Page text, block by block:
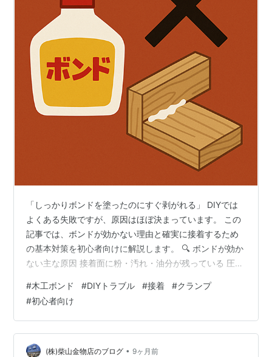
「しっかりボンドを塗ったのにすぐ剥がれる」 DIYでは
よくある失敗ですが、原因はほぼ決まっています。 この
記事では、ボンドが効かない理由と確実に接着するため
の基本対策を初心者向けに解説します。 🔍 ボンドが効か
ない主な原因 接着面に粉・汚れ・油分が残っている 圧着
用 乾燥時間を待たずに触っている 💡 現場ポイントボン
ド接着は「下地8割・圧着2割」です。 🛠 ボンドを確実に
効かせる改善方法 ① 接着面を整える（最重要） サンド
ペーパーで軽く研磨 粉を拭き取り、必要なら脱脂 ② ク
ランプでしっかり圧着する 手押しはNG ズレない程度に
#木工ボンド #DIYトラブル #接着 #クランプ
#初心者向け
(株)柴山金物店のブログ • 9ヶ月前